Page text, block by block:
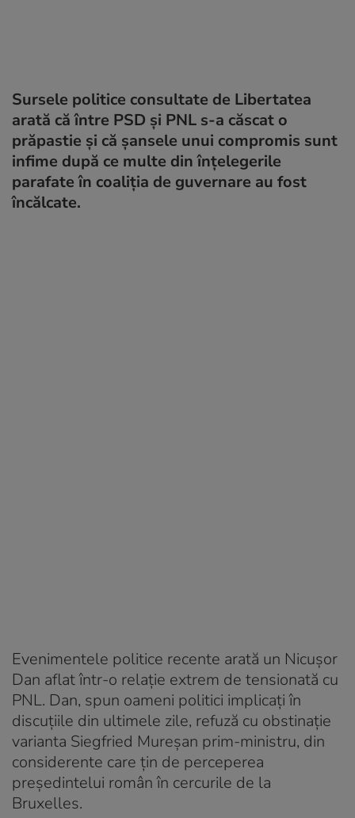
Sursele politice consultate de Libertatea
arată că între PSD și PNL s-a căscat o
prăpastie și că șansele unui compromis sunt
infime după ce multe din înțelegerile
parafate în coaliția de guvernare au fost
încălcate.
Evenimentele politice recente arată un Nicușor
Dan aflat într-o relație extrem de tensionată cu
PNL. Dan, spun oameni politici implicați în
discuțiile din ultimele zile, refuză cu obstinație
varianta Siegfried Mureșan prim-ministru, din
considerente care țin de perceperea
președintelui român în cercurile de la
Bruxelles.